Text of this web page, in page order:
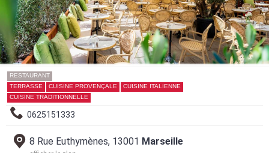
RESTAURANT
TERRASSE
CUISINE PROVENÇALE
CUISINE ITALIENNE
CUISINE TRADITIONNELLE
0625151333
8 Rue Euthymènes, 13001 Marseille